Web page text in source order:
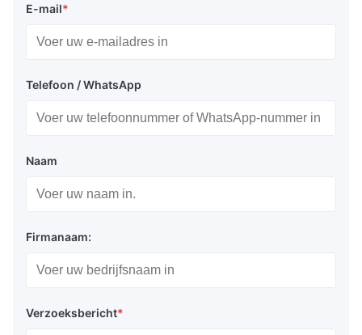
E-mail*
Telefoon / WhatsApp
Naam
Firmanaam:
Verzoeksbericht*